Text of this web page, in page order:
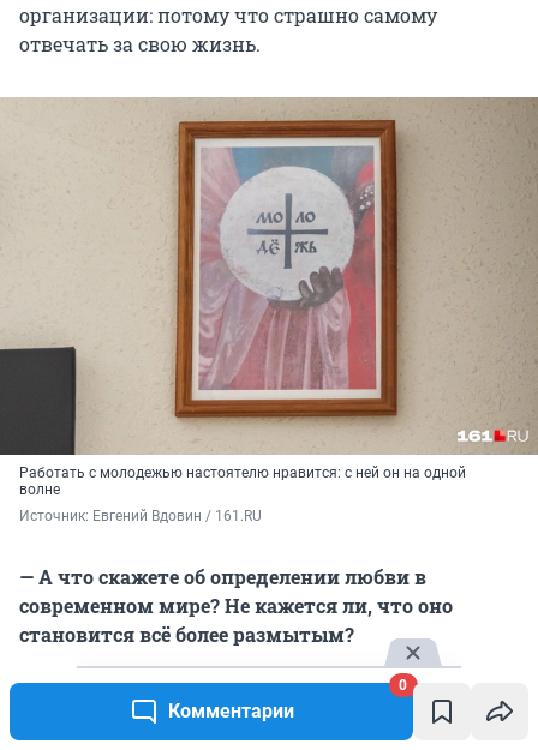
Комментарии
0
организации: потому что страшно самому
отвечать за свою жизнь.
Работать с молодежью настоятелю нравится: с ней он на одной
волне
Источник: Евгений Вдовин / 161.RU
— А что скажете об определении любви в
современном мире? Не кажется ли, что оно
становится всё более размытым?
— Размытость возникает из-за нежелания делать
окончательный выбор: выбрать мужа или жену